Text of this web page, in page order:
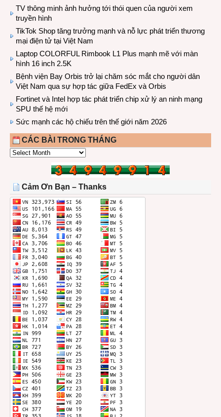
TV thông minh ảnh hưởng tới thói quen của người xem
truyền hình
TikTok Shop tăng trưởng mạnh và nỗ lực phát triển thương
mại điện tử tại Việt Nam
Laptop COLORFUL Rimbook L1 Plus mạnh mẽ với màn
hình 16 inch 2.5K
Bệnh viện Bay Orbis trở lại chăm sóc mắt cho người dân
Việt Nam qua sự hợp tác giữa FedEx và Orbis
Fortinet và Intel hợp tác phát triển chip xử lý an ninh mạng
SPU thế hệ mới
Sức mạnh các hộ chiếu trên thế giới năm 2026
CÁC BÀI TRONG THÁNG
CÁC
THÁNG
Cảm Ơn Bạn – Thanks